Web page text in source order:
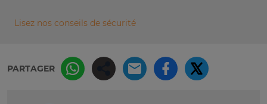
Lisez nos conseils de sécurité
PARTAGER